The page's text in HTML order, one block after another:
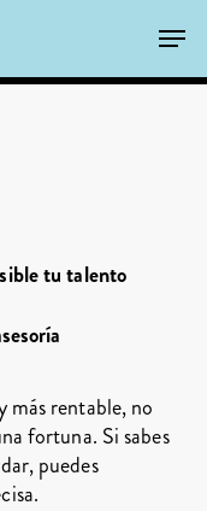
tu talento
más rentable, no
fortuna. Si sabes
puedes
Close